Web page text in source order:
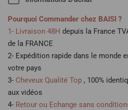
Pourquoi Commander chez BAISI ?
1- Livraison 48H depuis la France
de la FRANCE
2- Expédition rapide dans le monde
votre pays
3- Cheveux Qualité Top , 100%
aux vidéos
4- Retour ou Echange sans